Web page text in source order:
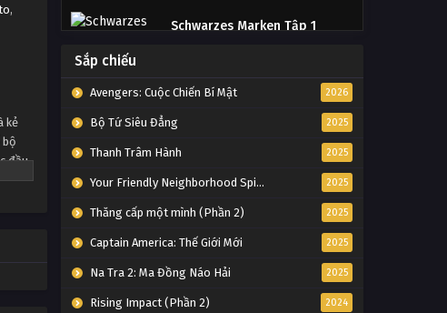
,
kẻ
bộ
đầu
Schwarzes Marken Tập Tập 02
Schwarzes Marken Tập Tập 01
Tập Tập 01
Schwarzes Marken Tập 1
Sắp chiếu
Avengers: Cuộc Chiến Bí Mật 2026
Bộ Tứ Siêu Đẳng 2025
Thanh Trâm Hành 2025
Your Friendly Neighborhood Spider-Man 2025
Thăng cấp một mình (Phần 2) 2025
Captain America: Thế Giới Mới 2025
Na Tra 2: Ma Đồng Náo Hải 2025
Rising Impact (Phần 2) 2024